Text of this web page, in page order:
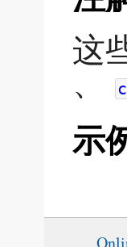
这
、
示